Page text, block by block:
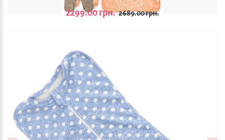
2299.00 грн. 2689.00 грн.